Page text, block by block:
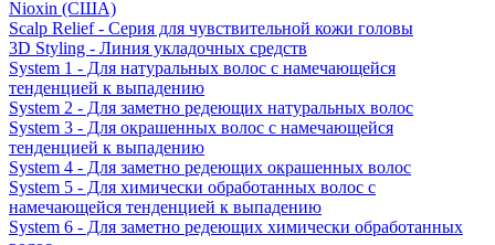
Nioxin (США)
Scalp Relief - Серия для чувствительной кожи головы
3D Styling - Линия укладочных средств
System 1 - Для натуральных волос с намечающейся
тенденцией к выпадению
System 2 - Для заметно редеющих натуральных волос
System 3 - Для окрашенных волос с намечающейся
тенденцией к выпадению
System 4 - Для заметно редеющих окрашенных волос
System 5 - Для химически обработанных волос с
намечающейся тенденцией к выпадению
System 6 - Для заметно редеющих химически обработанных